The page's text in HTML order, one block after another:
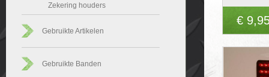
Zekering houders
Gebruikte Artikelen
Gebruikte Banden
€